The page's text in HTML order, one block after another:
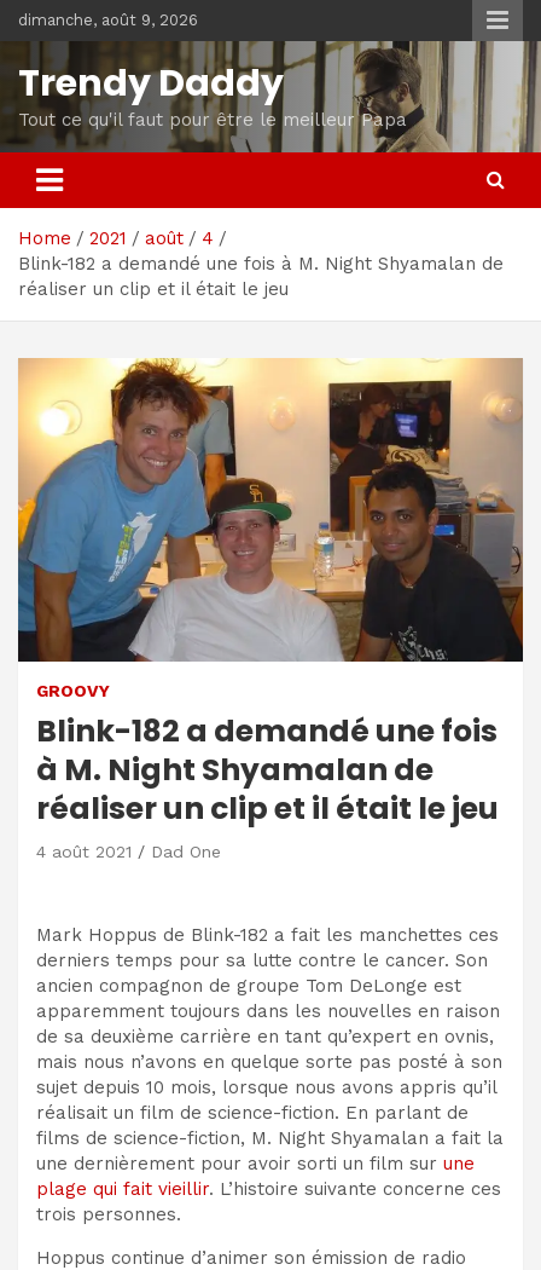
Skip
to
content
dimanche, août 9, 2026
Trendy Daddy
Tout ce qu'il faut pour être le meilleur Papa
Home 2021 août
4
Blink-182 a demandé une fois à M. Night Shyamalan de
réaliser un clip et il était le jeu
GROOVY
Blink-182 a demandé une fois
à M. Night Shyamalan de
réaliser un clip et il était le jeu
4 août 2021 Dad One
Mark Hoppus de Blink-182 a fait les manchettes ces
derniers temps pour sa lutte contre le cancer. Son
ancien compagnon de groupe Tom DeLonge est
apparemment toujours dans les nouvelles en raison
de sa deuxième carrière en tant qu’expert en ovnis,
mais nous n’avons en quelque sorte pas posté à son
sujet depuis 10 mois, lorsque nous avons appris qu’il
réalisait un film de science-fiction. En parlant de
films de science-fiction, M. Night Shyamalan a fait la
une dernièrement pour avoir sorti un film sur une
plage qui fait vieillir. L’histoire suivante concerne ces
trois personnes.
Hoppus continue d’animer son émission de radio